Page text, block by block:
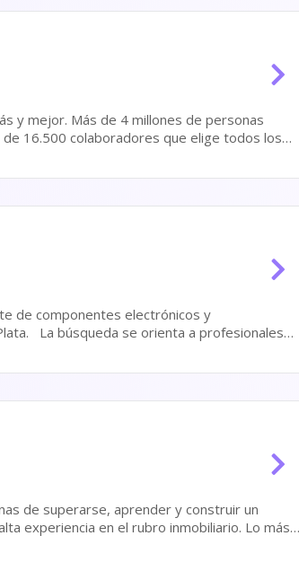
de personas
16.500 colaboradores que elige todos los
de componentes electrónicos y